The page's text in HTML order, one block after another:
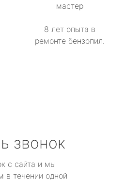
мастер
8 лет опыта в
ремонте бензопил.
звонок
с сайта и мы
в течении одной